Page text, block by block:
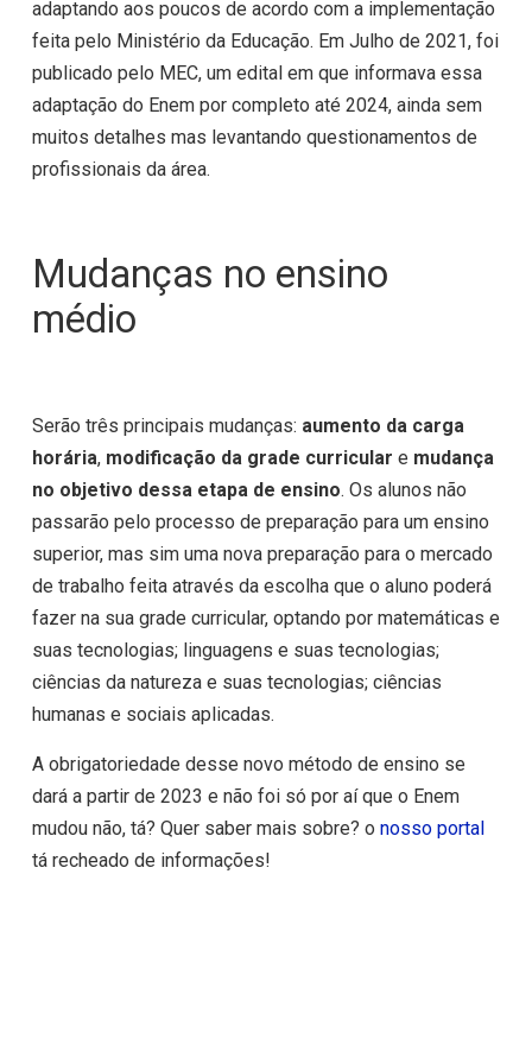
adaptando aos poucos de acordo com a implementação
feita pelo Ministério da Educação. Em Julho de 2021, foi
publicado pelo MEC, um edital em que informava essa
adaptação do Enem por completo até 2024, ainda sem
muitos detalhes mas levantando questionamentos de
profissionais da área.
Mudanças no ensino
médio
Serão três principais mudanças: aumento da carga
horária, modificação da grade curricular e mudança
no objetivo dessa etapa de ensino. Os alunos não
passarão pelo processo de preparação para um ensino
superior, mas sim uma nova preparação para o mercado
de trabalho feita através da escolha que o aluno poderá
fazer na sua grade curricular, optando por matemáticas e
suas tecnologias; linguagens e suas tecnologias;
ciências da natureza e suas tecnologias; ciências
humanas e sociais aplicadas.
A obrigatoriedade desse novo método de ensino se
dará a partir de 2023 e não foi só por aí que o Enem
mudou não, tá? Quer saber mais sobre? o nosso portal
tá recheado de informações!